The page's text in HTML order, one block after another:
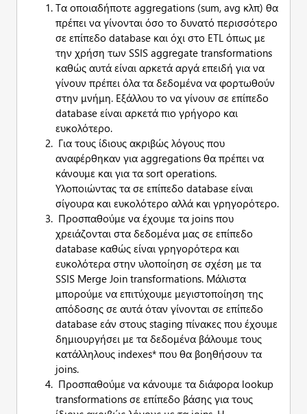
Τα οποιαδήποτε aggregations (sum, avg κλπ) θα
πρέπει να γίνονται όσο το δυνατό περισσότερο
σε επίπεδο database και όχι στο ETL όπως με
την χρήση των SSIS aggregate transformations
καθώς αυτά είναι αρκετά αργά επειδή για να
γίνουν πρέπει όλα τα δεδομένα να φορτωθούν
στην μνήμη. Εξάλλου το να γίνουν σε επίπεδο
database είναι αρκετά πιο γρήγορο και
ευκολότερο.
Για τους ίδιους ακριβώς λόγους που
αναφέρθηκαν για aggregations θα πρέπει να
κάνουμε και για τα sort operations.
Υλοποιώντας τα σε επίπεδο database είναι
σίγουρα και ευκολότερο αλλά και γρηγορότερο.
Προσπαθούμε να έχουμε τα joins που
χρειάζονται στα δεδομένα μας σε επίπεδο
database καθώς είναι γρηγορότερα και
ευκολότερα στην υλοποίηση σε σχέση με τα
SSIS Merge Join transformations. Μάλιστα
μπορούμε να επιτύχουμε μεγιστοποίηση της
απόδοσης σε αυτά όταν γίνονται σε επίπεδο
database εάν στους staging πίνακες που έχουμε
δημιουργήσει με τα δεδομένα βάλουμε τους
κατάλληλους indexes* που θα βοηθήσουν τα
joins.
Προσπαθούμε να κάνουμε τα διάφορα lookup
transformations σε επίπεδο βάσης για τους